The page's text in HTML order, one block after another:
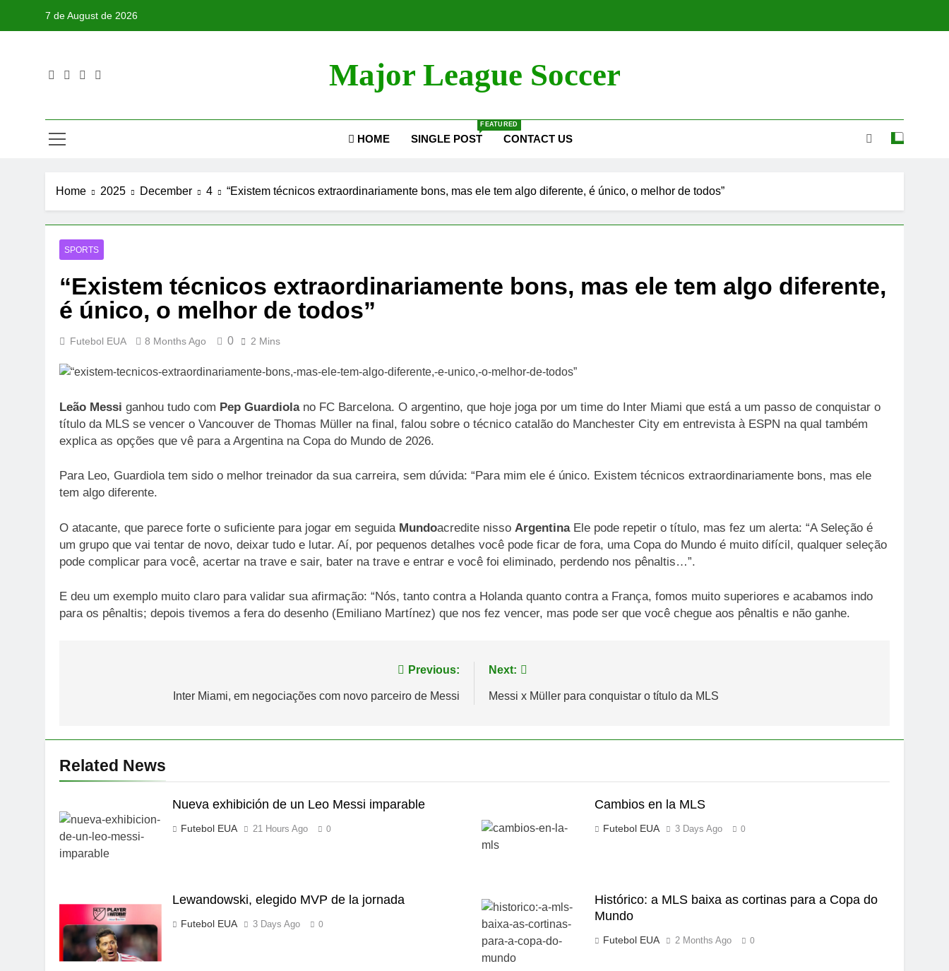
7 de August de 2026
Major League Soccer
HOME SINGLE POST
FEATURED
CONTACT US
Home 2025 December 4 “Existem técnicos extraordinariamente bons, mas ele tem algo diferente, é único, o melhor de todos”
SPORTS
“Existem técnicos extraordinariamente bons, mas ele tem algo diferente,
é único, o melhor de todos”
Futebol EUA 8 Months Ago 0 2 Mins
Leão Messi ganhou tudo com Pep Guardiolano FC Barcelona. O argentino, que hoje joga por um time do Inter Miami que está a um passo de conquistar o
título da MLS se vencer o Vancouver de Thomas Müller na final, falou sobre o técnico catalão do Manchester City em entrevista à ESPN na qual também
explica as opções que vê para a Argentina na Copa do Mundo de 2026.
Para Leo, Guardiola tem sido o melhor treinador da sua carreira, sem dúvida: “Para mim ele é único. Existem técnicos extraordinariamente bons, mas ele
tem algo diferente.
O atacante, que parece forte o suficiente para jogar em seguida Mundoacredite nisso Argentina Ele pode repetir o título, mas fez um alerta: “A Seleção é
um grupo que vai tentar de novo, deixar tudo e lutar. Aí, por pequenos detalhes você pode ficar de fora, uma Copa do Mundo é muito difícil, qualquer seleção
pode complicar para você, acertar na trave e sair, bater na trave e entrar e você foi eliminado, perdendo nos pênaltis…”.
E deu um exemplo muito claro para validar sua afirmação: “Nós, tanto contra a Holanda quanto contra a França, fomos muito superiores e acabamos indo
para os pênaltis; depois tivemos a fera do desenho (Emiliano Martínez) que nos fez vencer, mas pode ser que você chegue aos pênaltis e não ganhe.
Previous:
Inter Miami, em negociações com novo parceiro de Messi
Next:
Messi x Müller para conquistar o título da MLS
Related News
Nueva exhibición de un Leo Messi imparable
Futebol EUA 21 Hours Ago 0
Cambios en la MLS
Futebol EUA 3 Days Ago 0
Lewandowski, elegido MVP de la jornada
Futebol EUA 3 Days Ago 0
Histórico: a MLS baixa as cortinas para a Copa do
Mundo
Futebol EUA 2 Months Ago 0